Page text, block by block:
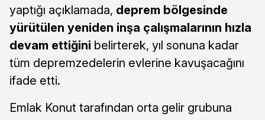
yaptığı açıklamada, deprem bölgesinde
yürütülen yeniden inşa çalışmalarının hızla
devam ettiğini belirterek, yıl sonuna kadar
tüm depremzedelerin evlerine kavuşacağını
ifade etti.
Emlak Konut tarafından orta gelir grubuna